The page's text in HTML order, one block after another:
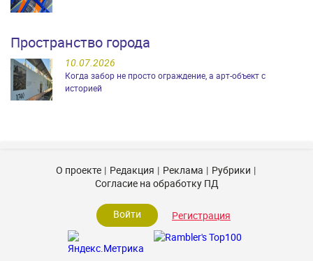
Пространство города
10.07.2026
Когда забор не просто ограждение, а арт-объект с
историей
О проекте Редакция Реклама
Рубрики
Согласие на обработку ПД
Войти Регистрация